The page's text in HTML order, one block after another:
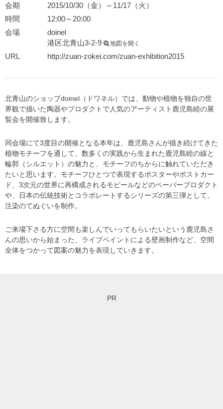
会期
2015/10/30（金）～11/17（火）
時間
12:00～20:00
会場
doinel
港区北青山3-2-9
地図を開く
URL http://zuan-zokei.com/zuan-exhibition2015
北青山のショップdoinel（ドワネル）では、動物や植物を独自の世
界観で描いた陶器やプロダクトで人気のアーティスト鹿児島睦の展
覧会を開催致します。
同会場にて3度目の開催となる本年は、鹿児島さんが描き続けてきた
植物モチーフを通して、数多くの実践から生まれた鹿児島睦の線と
輪郭（シルエット）の魅力と、モチーフのちからに触れていただき
たいと思います。モチーフひとつで表現するポスターやポストカー
ド、3次元の世界に再構成されるモビールなどのペーパープロダクト
や、日本の伝統技術とコラボレートするシリーズの第三弾として、
注染のてぬぐいを制作。
ご来場下さる方に空間も楽しんでいってもらいたいという鹿児島さ
んの思いから始まった、ライブペイントによる壁画制作など、空間
全体をつかって図案の魅力を表現していきます。
PR